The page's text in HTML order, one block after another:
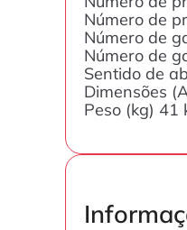
Número de
Número de
Número de
Sentido de
Dimensões
Peso (kg) 41